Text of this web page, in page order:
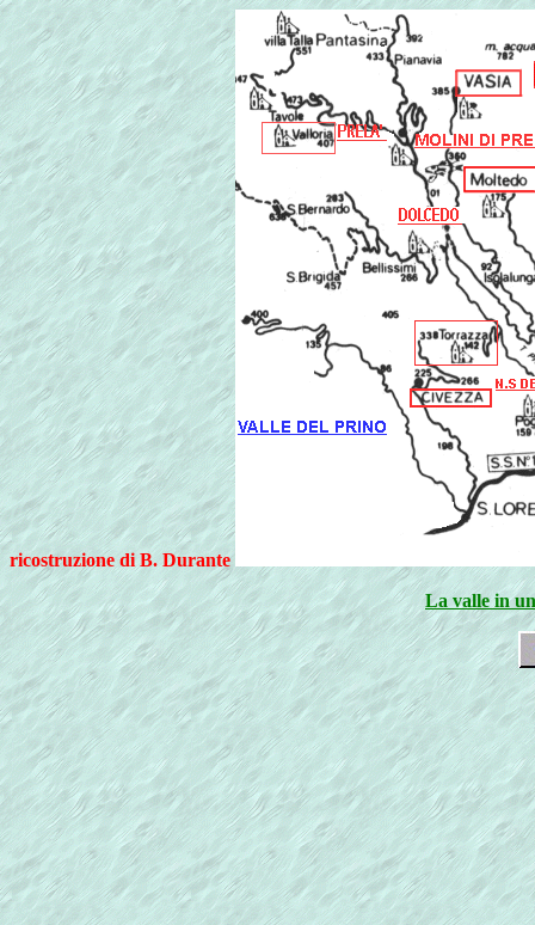
ricostruzione di B. Durante
La valle in